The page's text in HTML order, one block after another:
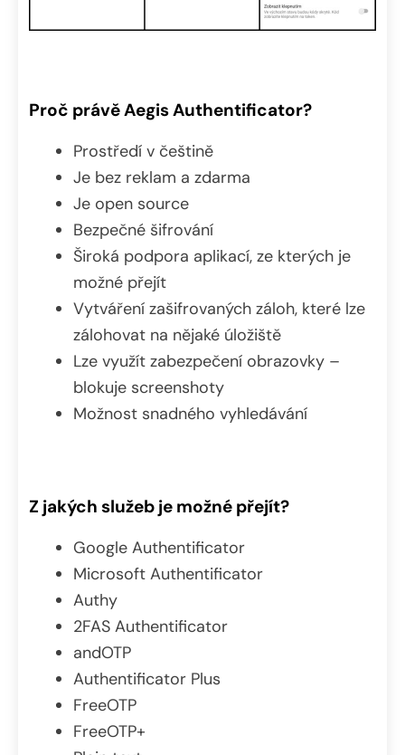
Proč právě Aegis Authentificator?
Prostředí v češtině
Je bez reklam a zdarma
Je open source
Bezpečné šifrování
Široká podpora aplikací, ze kterých je
možné přejít
Vytváření zašifrovaných záloh, které lze
zálohovat na nějaké úložiště
Lze využít zabezpečení obrazovky –
blokuje screenshoty
Možnost snadného vyhledávání
Z jakých služeb je možné přejít?
Google Authentificator
Microsoft Authentificator
Authy
2FAS Authentificator
andOTP
Authentificator Plus
FreeOTP
FreeOTP+